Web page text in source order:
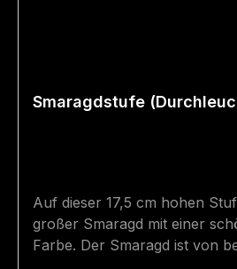
Smaragdstufe
Auf dieser 17,5 cm hohen
großer Smaragd mit einer
Farbe. Der Smaragd ist von